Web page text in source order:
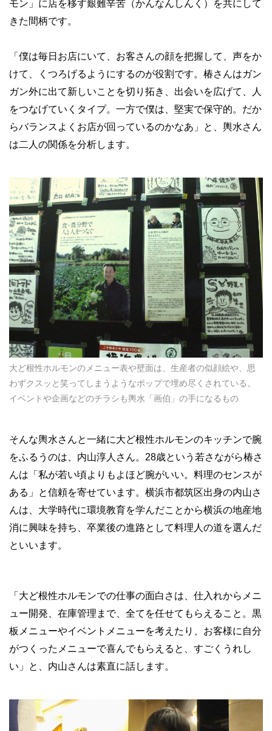
モン」に店を移す艱難辛苦（かんなんしんく）を共にして
きた間柄です。
「僕は毎日お店にいて、お客さんの顔を把握して、声をか
けて、くつろげるようにするのが役割です。椿さんはガン
ガン外に出て新しいことを切り拓き、出会いを広げて、人
をつなげていくタイプ。一方で僕は、堅実で保守的。だか
らバランスよくお店が回っているのかなあ」と、輿水さん
は二人の関係を分析します。
大ど根性ホルモンのメニュー表や壁面は、生産者の似顔絵や、思
わずクスッと笑ってしまうようなポップで埋め尽くされている。
イベントや企画などのチラシも輿水「画伯」の手になるもの
そんな輿水さんと一緒に大ど根性ホルモンのキッチンで腕
をふるうのは、内山淳人さん。28歳という若さながら椿さ
んは「私が若い頃よりもよほど腕がいい。料理のセンスが
ある」と信頼を寄せています。横浜市都筑区出身の内山さ
んは、大学時代に環境教育を学んだことから横浜の地産地
消に興味を持ち、卒業後の進路として料理人の道を選んだ
といいます。
「大ど根性ホルモンでの仕事の面白さは、仕入れからメニ
ュー開発、在庫管理まで、全てを任せてもらえること。黒
板メニューやイベントメニューを考えたり、お客様に自分
がつくったメニューで喜んでもらえると、すごくうれし
い」と、内山さんは素直に話します。